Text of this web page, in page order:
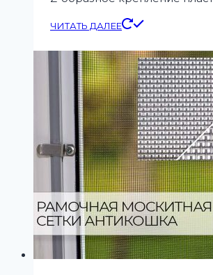
ЧИТАТЬ ДАЛЕЕ